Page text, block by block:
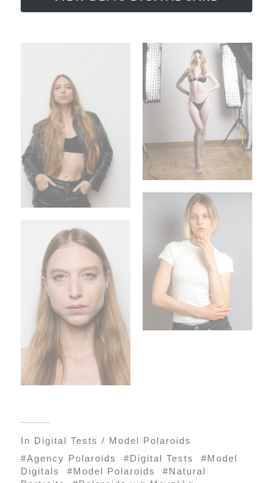
In Digital Tests / Model Polaroids
Agency Polaroids
Digital Tests
Model
Digitals
Model Polaroids
Natural